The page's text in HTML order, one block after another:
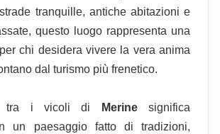
tranquille, antiche abitazioni e
questo luogo rappresenta una
chi desidera vivere la vera anima
dal turismo più frenetico.
tra i vicoli di Merinesignifica
un paesaggio fatto di tradizioni,